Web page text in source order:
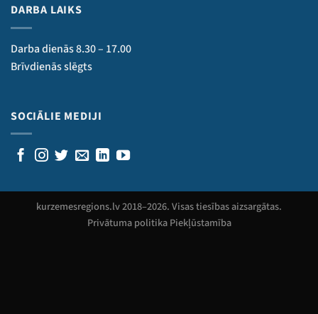
DARBA LAIKS
Darba dienās 8.30 – 17.00
Brīvdienās slēgts
SOCIĀLIE MEDIJI
kurzemesregions.lv 2018–2026. Visas tiesības aizsargātas.
Privātuma politika Piekļūstamība